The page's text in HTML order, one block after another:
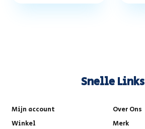
Snelle Links
Mijn account
Over Ons
Winkel
Merk